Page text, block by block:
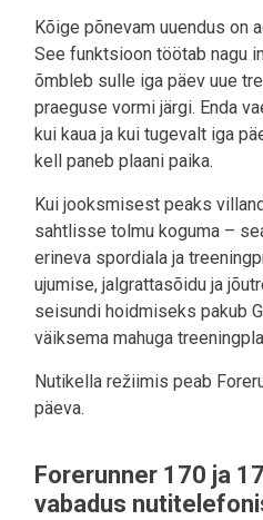
Kõige põnevam uuendus on
See funktsioon töötab nagu
õmbleb sulle iga päev uue
praeguse vormi järgi. Enda
kui kaua ja kui tugevalt iga
kell paneb plaani paika.
Kui jooksmisest peaks
sahtlisse tolmu koguma –
erineva spordiala ja
ujumise, jalgrattasõidu ja
seisundi hoidmiseks pakub
väiksema mahuga
Nutikella režiimis peab
päeva.
Forerunner 170 ja
vabadus